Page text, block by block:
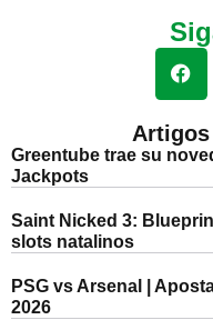
Greentube trae su
Jackpots
Saint Nicked 3:
slots natalinos
PSG vs Arsenal |
2026